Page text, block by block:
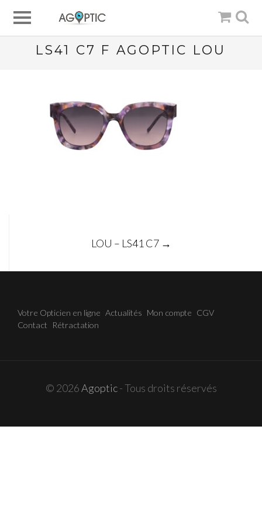
LS41 C7 F AGOPTIC LOU
LOU – LS41 C7 →
Votre Opticien en ligne Actualités Mon compte CGV
Contact
Rétractation
© 2026Agoptic- Tous droits réservés